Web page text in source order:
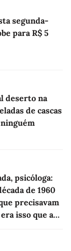
segunda-
para R$ 5
deserto na
de cascas
psicóloga:
de 1960
precisavam
isso que a